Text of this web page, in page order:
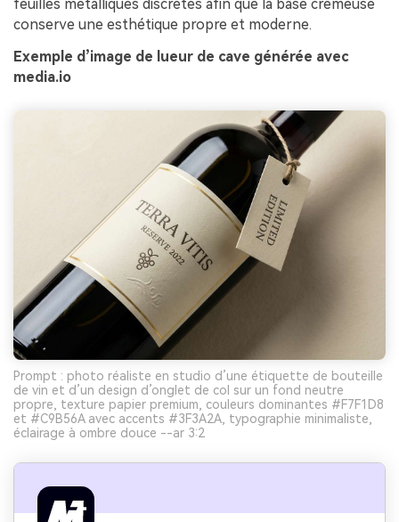
feuilles métalliques discrètes afin que la base crémeuse
conserve une esthétique propre et moderne.
Exemple d’image de lueur de cave générée avec
media.io
Prompt : photo réaliste en studio d’une étiquette de bouteille
de vin et d’un design d’onglet de col sur un fond neutre
propre, texture papier premium, couleurs dominantes #F7F1D8
et #C9B56A avec accents #3F3A2A, typographie minimaliste,
éclairage à ombre douce --ar 3:2